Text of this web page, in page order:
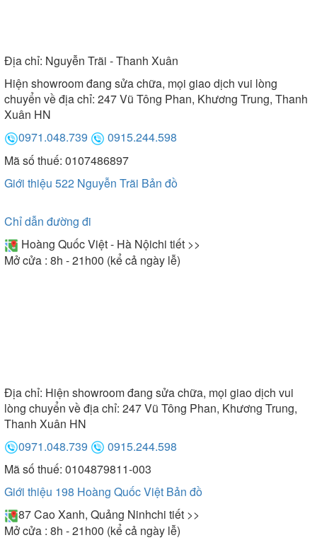
Địa chỉ: Nguyễn Trãi - Thanh Xuân
Hiện showroom đang sửa chữa, mọi giao dịch vui lòng
chuyển về địa chỉ: 247 Vũ Tông Phan, Khương Trung, Thanh
Xuân HN
0971.048.739
0915.244.598
Mã số thuế: 0107486897
Giới thiệu 522 Nguyễn Trãi Bản đồ
Chỉ dẫn đường đi
Hoàng Quốc Việt - Hà Nộichi tiết >>
Mở cửa : 8h - 21h00 (kể cả ngày lễ)
Địa chỉ: Hiện showroom đang sửa chữa, mọi giao dịch vui
lòng chuyển về địa chỉ: 247 Vũ Tông Phan, Khương Trung,
Thanh Xuân HN
0971.048.739
0915.244.598
Mã số thuế: 0104879811-003
Giới thiệu 198 Hoàng Quốc Việt Bản đồ
87 Cao Xanh, Quảng Ninhchi tiết >>
Mở cửa : 8h - 21h00 (kể cả ngày lễ)